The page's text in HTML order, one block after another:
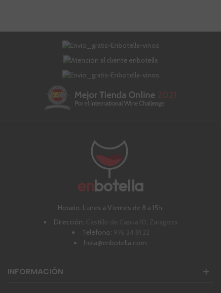
Horario: Lunes a Viernes de 8 a 15h.
Dirección: Castillo de Capua 10, Zaragoza
Teléfono: 976 24 81 22
hola@enbotella.com
INFORMACIÓN